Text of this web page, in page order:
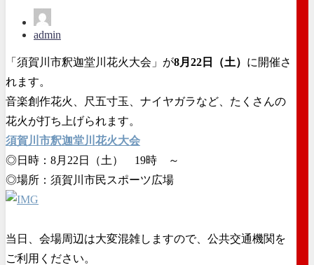
admin
「須賀川市釈迦堂川花火大会」が8月22日（土） に開催さ
れます。
音楽創作花火、尺五寸玉、ナイヤガラなど、たくさんの
花火が打ち上げられます。
須賀川市釈迦堂川花火大会
◎日時：8月22日（土） 19時 ～
◎場所：須賀川市民スポーツ広場
当日、会場周辺は大変混雑しますので、公共交通機関を
ご利用ください。